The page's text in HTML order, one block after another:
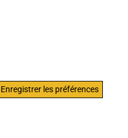
Enregistrer les préférences